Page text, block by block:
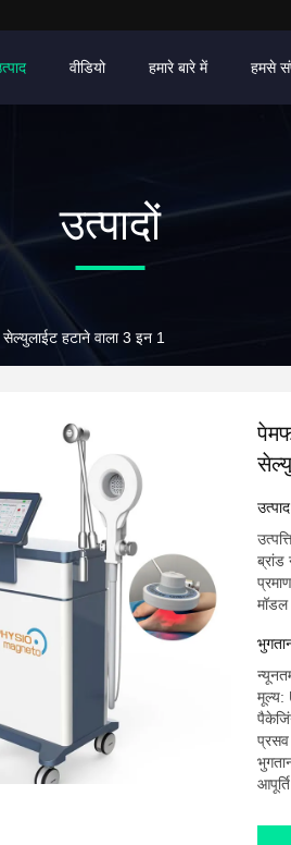
वीडियो हमारे बारे में हमसे
उत्पादों
हटाने वाला 3 इन 1
मॉडल
मूल्य: